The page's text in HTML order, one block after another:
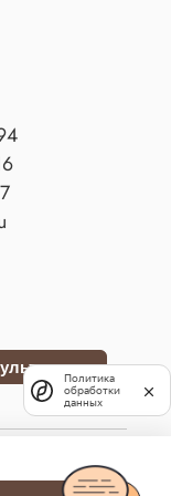
cookies и сервис
Политика
обработки
данных